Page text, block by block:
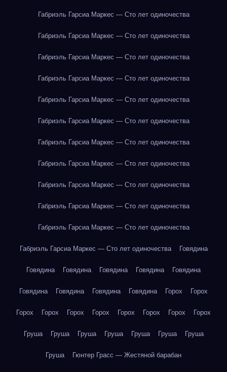
Габриэль Гарсиа Маркес — Сто лет одиночества
Габриэль Гарсиа Маркес — Сто лет одиночества
Габриэль Гарсиа Маркес — Сто лет одиночества
Габриэль Гарсиа Маркес — Сто лет одиночества
Габриэль Гарсиа Маркес — Сто лет одиночества
Габриэль Гарсиа Маркес — Сто лет одиночества
Габриэль Гарсиа Маркес — Сто лет одиночества
Габриэль Гарсиа Маркес — Сто лет одиночества
Габриэль Гарсиа Маркес — Сто лет одиночества
Габриэль Гарсиа Маркес — Сто лет одиночества
Габриэль Гарсиа Маркес — Сто лет одиночества
Габриэль Гарсиа Маркес — Сто лет одиночества Говядина
Говядина Говядина Говядина Говядина Говядина
Говядина Говядина Говядина Говядина Горох Горох
Горох Горох Горох Горох Горох Горох Горох Горох
Груша Груша Груша Груша Груша Груша Груша
Груша Гюнтер Грасс — Жестяной барабан